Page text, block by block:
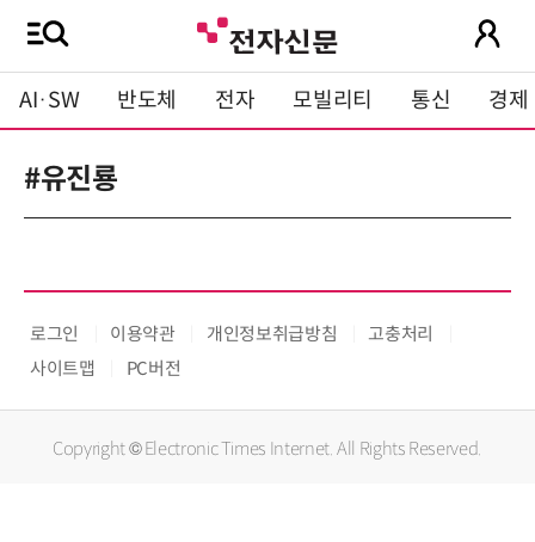
AI·SW 반도체 전자 모빌리티 통신 경제
#유진룡
로그인 이용약관 개인정보취급방침
고충처리
사이트맵
PC버전
Copyright © Electronic Times Internet. All Rights Reserved.